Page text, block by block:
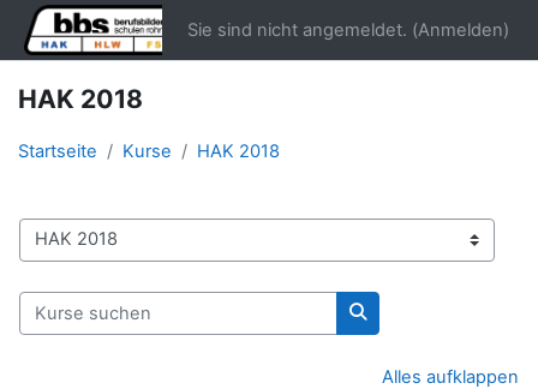
Zum Hauptinhalt
Sie sind nicht angemeldet. (Anmelden)
HAK 2018
Startseite Kurse HAK 2018
Kursbereiche
Kurse suchen
Kurse suchen
Alles aufklappen